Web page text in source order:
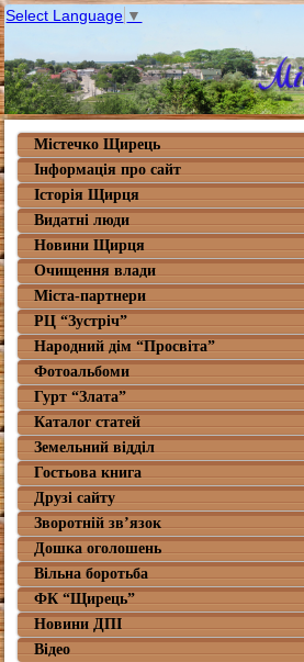
Select Language ▼
Містечко Щирець
Інформація про сайт
Історія Щирця
Видатні люди
Новини Щирця
Очищення влади
Міста-партнери
РЦ “Зустріч”
Народний дім “Просвіта”
Фотоальбоми
Гурт “Злата”
Каталог статей
Земельний відділ
Гостьова книга
Друзі сайту
Зворотній зв’язок
Дошка оголошень
Вільна боротьба
ФК “Щирець”
Новини ДПІ
Відео